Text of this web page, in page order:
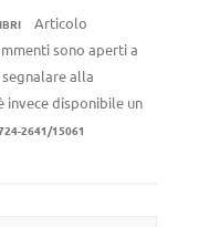
Articolo
sono aperti a
alla
invece disponibile un
2641/15061